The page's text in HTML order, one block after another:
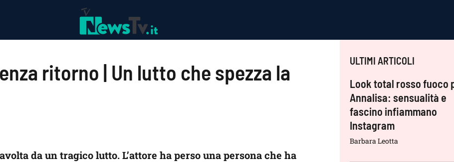
ritorno | Un lutto che spezza la
da un tragico lutto. L’attore ha perso una persona che ha
ULTIMI ARTICOLI
Look total rosso fuoco
Annalisa: sensualità e
fascino infiammano
Instagram
Barbara Leotta